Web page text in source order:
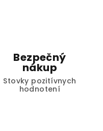
Bezpečný
nákup
Stovky pozitívnych
hodnotení